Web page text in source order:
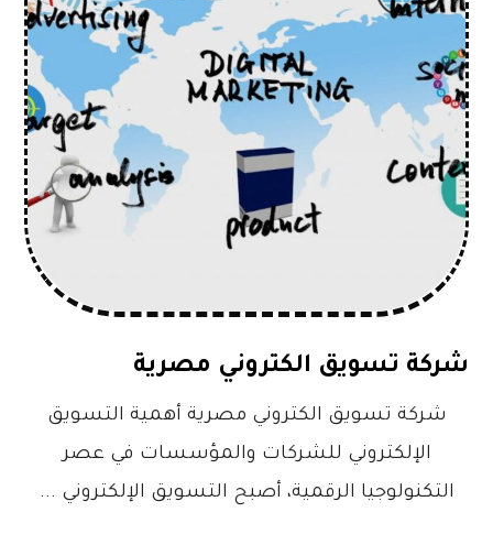
شركة تسويق الكتروني مصرية
شركة تسويق الكتروني مصرية أهمية التسويق
الإلكتروني للشركات والمؤسسات في عصر
التكنولوجيا الرقمية، أصبح التسويق الإلكتروني ...